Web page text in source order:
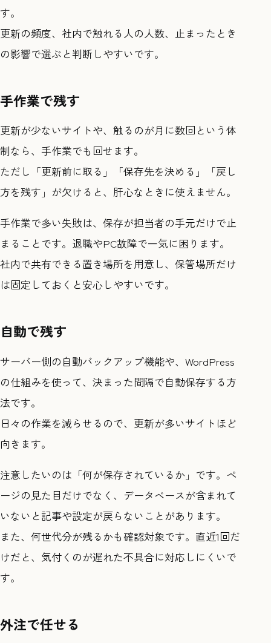
す。
更新の頻度、社内で触れる人の人数、止まったとき
の影響で選ぶと判断しやすいです。
手作業で残す
更新が少ないサイトや、触るのが月に数回という体
制なら、手作業でも回せます。
ただし「更新前に取る」「保存先を決める」「戻し
方を残す」が欠けると、肝心なときに使えません。
手作業で多い失敗は、保存が担当者の手元だけで止
まることです。退職やPC故障で一気に困ります。
社内で共有できる置き場所を用意し、保管場所だけ
は固定しておくと安心しやすいです。
自動で残す
サーバー側の自動バックアップ機能や、WordPress
の仕組みを使って、決まった間隔で自動保存する方
法です。
日々の作業を減らせるので、更新が多いサイトほど
向きます。
注意したいのは「何が保存されているか」です。ペ
ージの見た目だけでなく、データベースが含まれて
いないと記事や設定が戻らないことがあります。
また、何世代分が残るかも確認対象です。直近1回だ
けだと、気付くのが遅れた不具合に対応しにくいで
す。
外注で任せる